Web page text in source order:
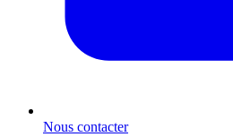
Nous contacter